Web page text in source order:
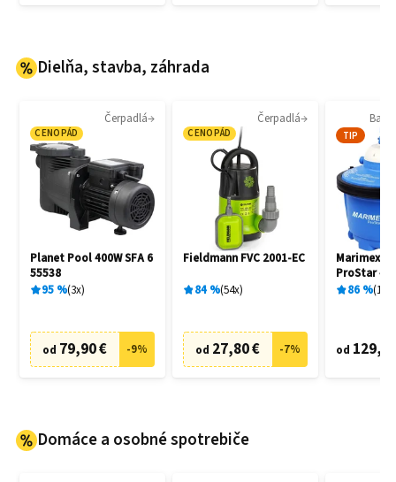
Dielňa, stavba, záhrada
Čerpadlá
CENOPÁD
Planet Pool 400W SFA 6
55538
95% 3x
od 79,90 € -9%
Čerpadlá
CENOPÁD
Fieldmann FVC 2001-EC
84% 54x
od 27,80 € -7%
TIP
Marimex
ProStar 4
filtrácia
86% 136
od
Domáce a osobné spotrebiče